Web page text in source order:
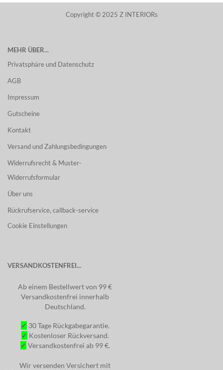
Copyright © 2025 Z INTERIORs
MEHR ÜBER...
Privatsphäre und Datenschutz
AGB
Impressum
Gutscheine
Kontakt
Versand und Zahlungsbedingungen
Widerrufsrecht & Muster-
Widerrufsformular
Über uns
Rückrufservice, callback-service
Cookie Einstellungen
VERSANDKOSTENFREI...
Ab einem Bestellwert von 99 €
Versandkostenfrei innerhalb
Deutschland.
✔ 30 Tage Rückgabegarantie.
✔ Kostenloser Rückversand.
✔ Versandkostenfrei ab 99 €.
Wir versenden Versichert mit